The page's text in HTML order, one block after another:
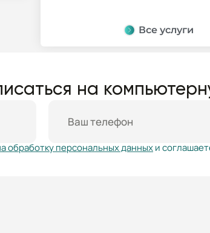
Все услуги
на
обработку персональных данныхи